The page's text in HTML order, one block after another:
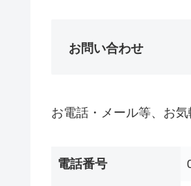
お問い合わせ
お電話・メール等、お
電話番号